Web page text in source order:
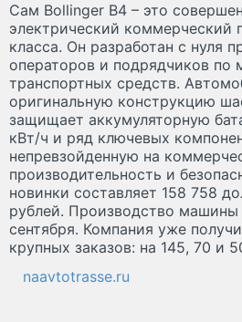
Сам Bollinger B4 – это
электрический коммерческий
класса. Он разработан с нуля
операторов и подрядчиков по
транспортных средств.
оригинальную конструкцию
защищает аккумуляторную
кВт/ч и ряд ключевых
непревзойденную на
производительность и
новинки составляет 158 758
рублей. Производство машины
сентября. Компания уже
крупных заказов: на 145, 70 и
naavtotrasse.ru